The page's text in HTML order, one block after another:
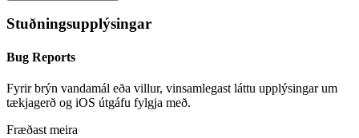
Stuðningsupplýsingar
Bug Reports
Fyrir brýn vandamál eða villur, vinsamlegast láttu upplýsingar um
tækjagerð og iOS útgáfu fylgja með.
Fræðast meira